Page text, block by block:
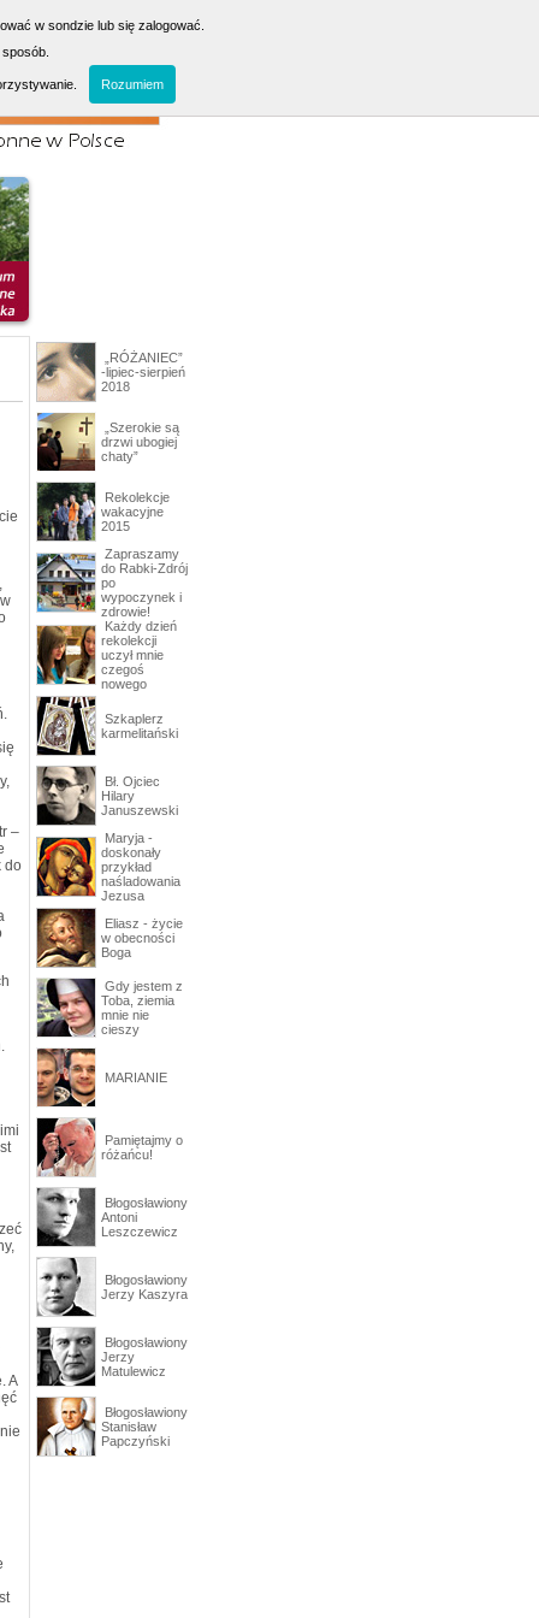
–
do
A
„RÓŻANIEC”
-lipiec-sierpień
2018
„Szerokie są
drzwi ubogiej
chaty”
Rekolekcje
wakacyjne
2015
Zapraszamy
do Rabki-Zdrój
po
wypoczynek i
zdrowie!
Każdy dzień
rekolekcji
uczył mnie
czegoś
nowego
Szkaplerz
karmelitański
Bł. Ojciec
Hilary
Januszewski
Maryja -
doskonały
przykład
naśladowania
Jezusa
Eliasz - życie
w obecności
Boga
Gdy jestem z
Toba, ziemia
mnie nie
cieszy
MARIANIE
Pamiętajmy o
różańcu!
Błogosławiony
Antoni
Leszczewicz
Błogosławiony
Jerzy Kaszyra
Błogosławiony
Jerzy
Matulewicz
Błogosławiony
Stanisław
Papczyński
w sondzie lub się zalogować.
Rozumiem